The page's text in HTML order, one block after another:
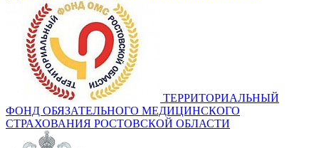
ТЕРРИТОРИАЛЬНЫЙ
ФОНД ОБЯЗАТЕЛЬНОГО МЕДИЦИНСКОГО
СТРАХОВАНИЯ РОСТОВСКОЙ ОБЛАСТИ